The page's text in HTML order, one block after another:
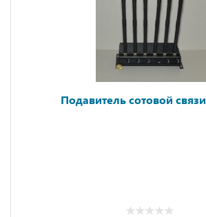
Подавитель сотовой